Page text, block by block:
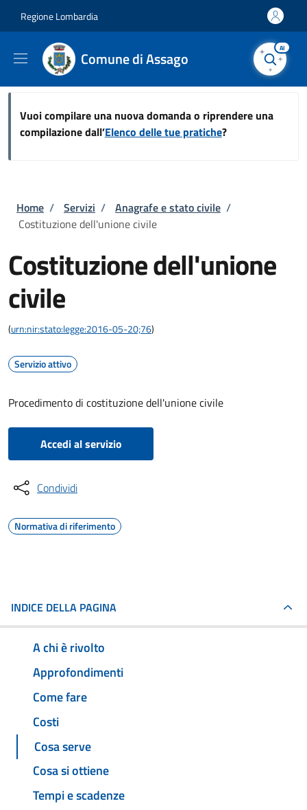
Regione Lombardia
Comune di Assago
AI
Vuoi compilare una nuova domanda o riprendere una
compilazione dall’Elenco delle tue pratiche?
Briciole di pane
Home / Servizi / Anagrafe e stato civile /
Costituzione dell'unione civile
Costituzione dell'unione
civile
(urn:nir:stato:legge:2016-05-20;76)
Servizio attivo
Procedimento di costituzione dell'unione civile
Accedi al servizio
Condividi
Normativa di riferimento
INDICE DELLA PAGINA
A chi è rivolto
Approfondimenti
Come fare
Costi
Cosa serve
Cosa si ottiene
Tempi e scadenze